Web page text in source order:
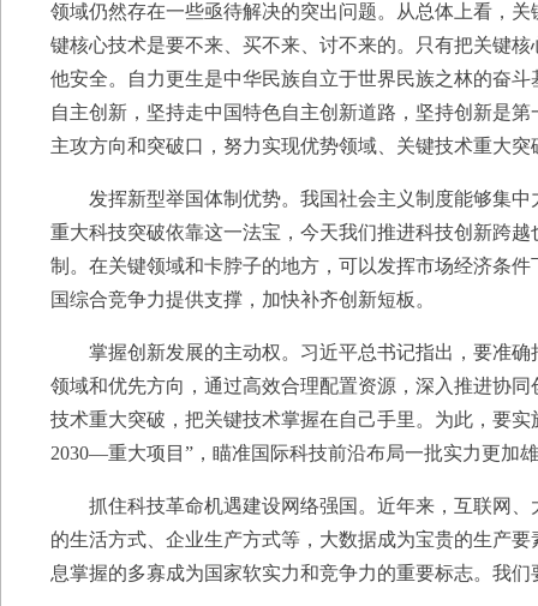
领域仍然存在一些亟待解决的突出问题。从总体上看，
键核心技术是要不来、买不来、讨不来的。只有把关键
他安全。自力更生是中华民族自立于世界民族之林的奋
自主创新，坚持走中国特色自主创新道路，坚持创新是
主攻方向和突破口，努力实现优势领域、关键技术重大
发挥新型举国体制优势。我国社会主义制度能够集中
重大科技突破依靠这一法宝，今天我们推进科技创新跨
制。在关键领域和卡脖子的地方，可以发挥市场经济条
国综合竞争力提供支撑，加快补齐创新短板。
掌握创新发展的主动权。习近平总书记指出，要准确
领域和优先方向，通过高效合理配置资源，深入推进协
技术重大突破，把关键技术掌握在自己手里。为此，要
2030—重大项目”，瞄准国际科技前沿布局一批实力更加
抓住科技革命机遇建设网络强国。近年来，互联网、
的生活方式、企业生产方式等，大数据成为宝贵的生产
息掌握的多寡成为国家软实力和竞争力的重要标志。我